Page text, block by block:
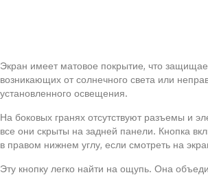
Экран имеет матовое покрытие, что
возникающих от солнечного света или
установленного освещения.
На боковых гранях отсутствуют разъемы и
все они скрыты на задней панели. Кнопка
в правом нижнем углу, если смотреть на
Эту кнопку легко найти на ощупь. Она